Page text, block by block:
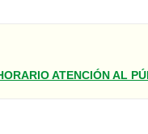
ATENCIÓN AL